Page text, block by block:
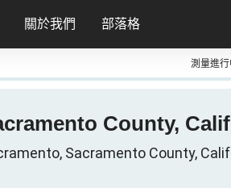
關於我們 部落格
測量進行
County,
Sacramento County,